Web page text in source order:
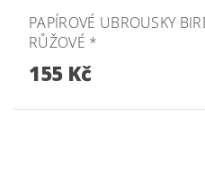
PAPÍROVÉ UBROUSKY
RŮŽOVÉ *
155 Kč